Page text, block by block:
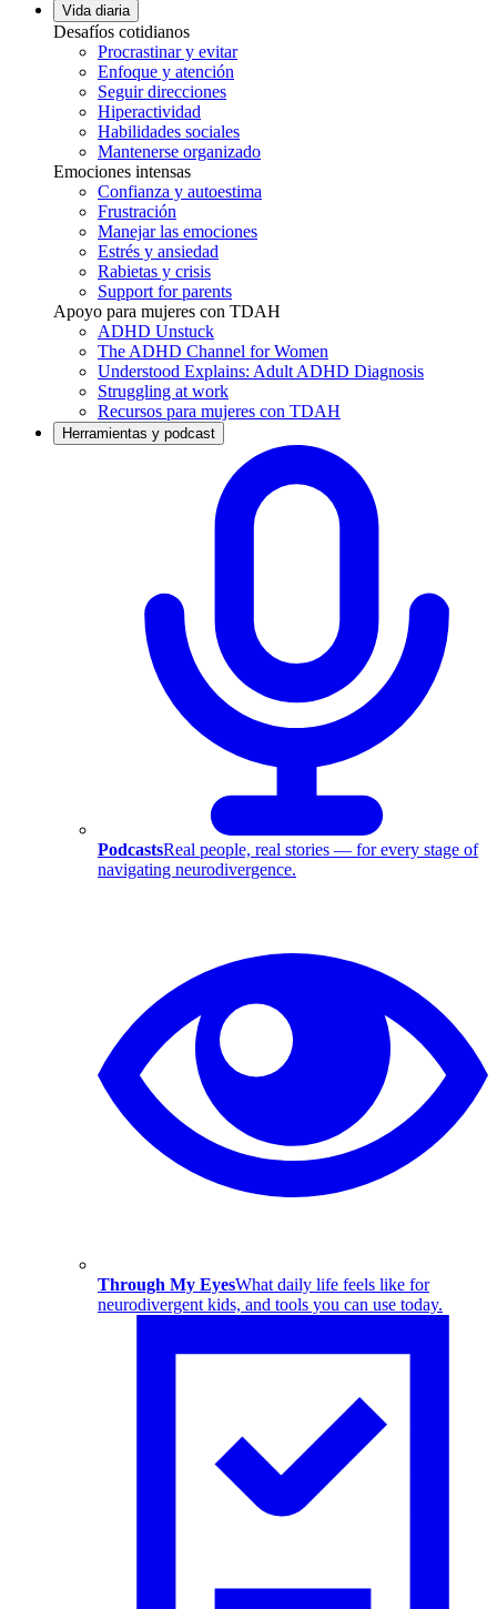
Vida diaria
Desafíos cotidianos
Procrastinar y evitar
Enfoque y atención
Seguir direcciones
Hiperactividad
Habilidades sociales
Mantenerse organizado
Emociones intensas
Confianza y autoestima
Frustración
Manejar las emociones
Estrés y ansiedad
Rabietas y crisis
Support for parents
Apoyo para mujeres con TDAH
ADHD Unstuck
The ADHD Channel for Women
Understood Explains: Adult ADHD Diagnosis
Struggling at work
Recursos para mujeres con TDAH
Herramientas y podcast
PodcastsReal people, real stories — for every stage of
navigating neurodivergence.
Through My EyesWhat daily life feels like for
neurodivergent kids, and tools you can use today.